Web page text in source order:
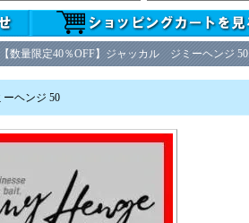
【数量限定40％OFF】ジャッカル ジミーヘンジ 50
ヘンジ 50